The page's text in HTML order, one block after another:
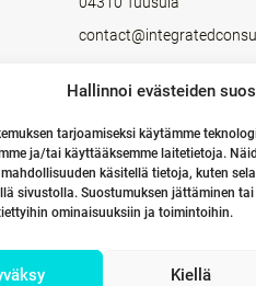
Hallinnoi evästeiden
tarjoamiseksi käytämme
ja/tai käyttääksemme laitetietoja.
käsitellä tietoja, kuten
sivustolla. Suostumuksen jättäminen
ominaisuuksiin ja toimintoihin.
Kiellä
LINKEDIN
Seuraa meitä LinkedInissä